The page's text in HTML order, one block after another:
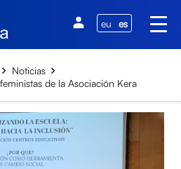
eu es
Noticias
de la Asociación Kera